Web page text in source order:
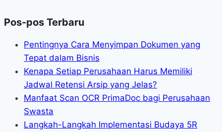
Pos-pos Terbaru
Pentingnya Cara Menyimpan Dokumen yang
Tepat dalam Bisnis
Kenapa Setiap Perusahaan Harus Memiliki
Jadwal Retensi Arsip yang Jelas?
Manfaat Scan OCR PrimaDoc bagi Perusahaan
Swasta
Langkah-Langkah Implementasi Budaya 5R